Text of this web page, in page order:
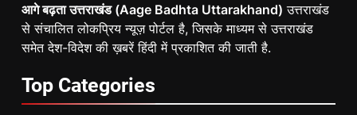
आगे बढ़ता उत्तराखंड (Aage Badhta Uttarakhand) उत्तराखंड
से संचालित लोकप्रिय न्यूज़ पोर्टल है, जिसके माध्यम से उत्तराखंड
समेत देश-विदेश की ख़बरें हिंदी में प्रकाशित की जाती है.
Top Categories